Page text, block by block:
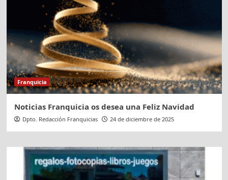
Franquicia
Noticias Franquicia os desea una Feliz Navidad
Dpto. Redacción Franquicias 24 de diciembre de 2025